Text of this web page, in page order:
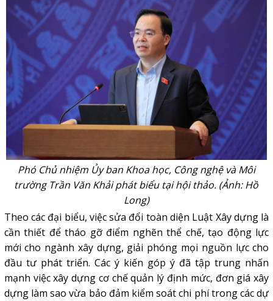
Phó Chủ nhiệm Ủy ban Khoa học, Công nghệ và Môi
trường Trần Văn Khải phát biểu tại hội thảo. (Ảnh: Hồ
Long)
Theo các đại biểu, việc sửa đổi toàn diện Luật Xây dựng là
cần thiết để tháo gỡ điểm nghẽn thể chế, tạo động lực
mới cho ngành xây dựng, giải phóng mọi nguồn lực cho
đầu tư phát triển. Các ý kiến góp ý đã tập trung nhấn
mạnh việc xây dựng cơ chế quản lý định mức, đơn giá xây
dựng làm sao vừa bảo đảm kiểm soát chi phí trong các dự